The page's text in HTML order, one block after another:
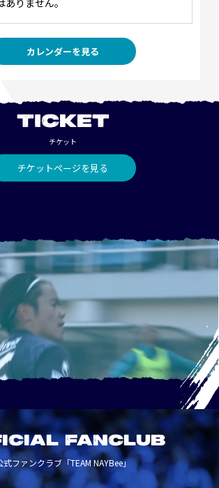
カレンダーを見る
TICKET
チケット
チケットページを見る
FANCLUB
式ファンクラブ「TEAM NAYBee」